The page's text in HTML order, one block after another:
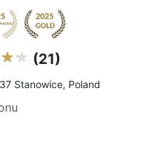
(21)
Stanowice, Poland